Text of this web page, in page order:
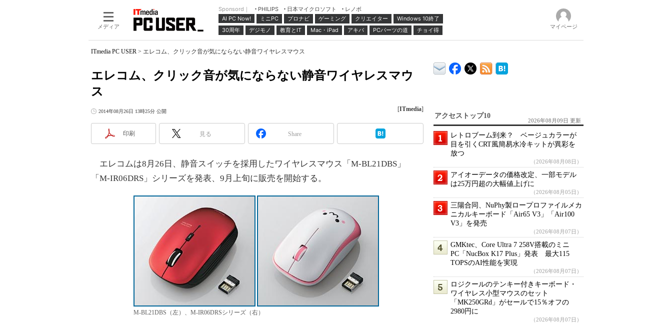
メディア
Sponsord｜ PHILIPS 日本マイクロソフト
レノボ
AI PC Now!
ミニPC プロナビ ゲーミング クリエイター
Windows 10終了
30周年
デジモノ 教育とIT Mac・iPad アキバ PCパーツの道 チョイ得 マイページ
ITmedia PC USER > エレコム、クリック音が気にならない静音ワイヤレスマウス
エレコム、クリック音が気にならない静音ワイヤレスマウ
ス
2014年08月26日 13時25分 公開 [ITmedia]
印刷 見る Share
エレコムは8月26日、静音スイッチを採用したワイヤレスマウス「M-BL21DBS」
「M-IR06DRS」シリーズを発表、9月上旬に販売を開始する。
M-BL21DBS（左）、M-IR06DRSシリーズ（右）
アクセストップ10
2026年08月09日 更新
レトロブーム到来？ ベージュカラーが
目を引くCRT風簡易水冷キットが異彩を
放つ
（2026年08月08日）
アイオーデータの価格改定、一部モデル
は25万円超の大幅値上げに
（2026年08月05日）
三陽合同、NuPhy製ロープロファイルメカ
ニカルキーボード「Air65 V3」「Air100
V3」を発売
（2026年08月07日）
GMKtec、Core Ultra 7 258V搭載のミニ
PC「NucBox K17 Plus」発表 最大115
TOPSのAI性能を実現
（2026年08月07日）
ロジクールのテンキー付きキーボード・
ワイヤレス小型マウスのセット
「MK250GRd」がセールで15％オフの
2980円に
（2026年08月07日）